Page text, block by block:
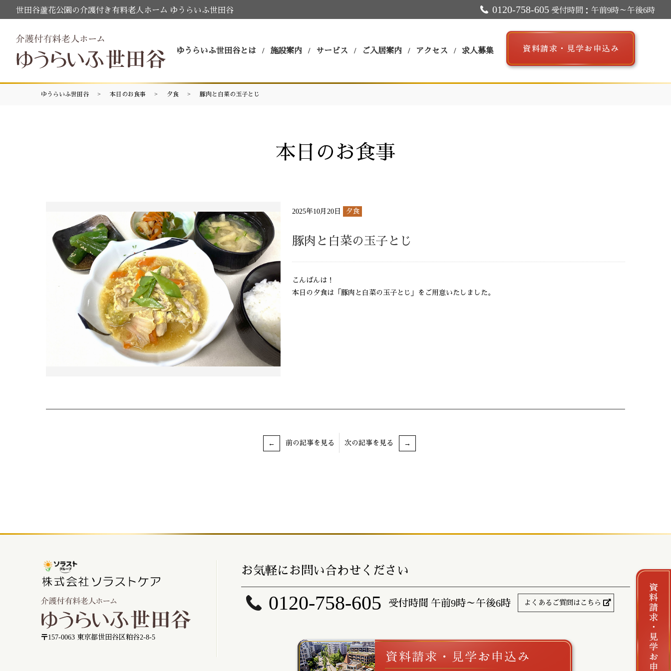
世田谷蘆花公園の介護付き有料老人ホーム ゆうらいふ世田谷 0120-758-605 受付時間：午前9時～午後6時
ゆうらいふ世田谷とは 施設案内 サービス ご入居案内 アクセス 求人募集
ゆうらいふ世田谷 本日のお食事 夕食 豚肉と白菜の玉子とじ
本日のお食事
2025年10月20日 夕食
豚肉と白菜の玉子とじ
こんばんは！
本日の夕食は「豚肉と白菜の玉子とじ」をご用意いたしました。
前の記事を見る 次の記事を見る
〒157-0063 東京都世田谷区粕谷2-8-5
お気軽にお問い合わせください
0120-758-605 受付時間 午前9時～午後6時 よくあるご質問はこちら